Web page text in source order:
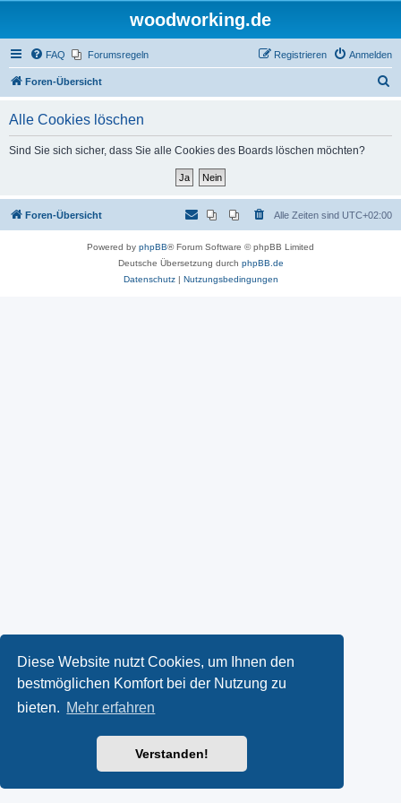
Diese Website nutzt Cookies, um Ihnen den
bestmöglichen Komfort bei der Nutzung zu
bieten. Mehr erfahren
Verstanden!
woodworking.de
FAQ Forumsregeln Anmelden
Registrieren
Foren-Übersicht
Alle Cookies löschen
Sind Sie sich sicher, dass Sie alle Cookies des Boards löschen möchten?
Foren-Übersicht Alle Zeiten sind UTC+02:00
Powered by phpBB® Forum Software © phpBB Limited
Deutsche Übersetzung durch phpBB.de
Datenschutz| Nutzungsbedingungen